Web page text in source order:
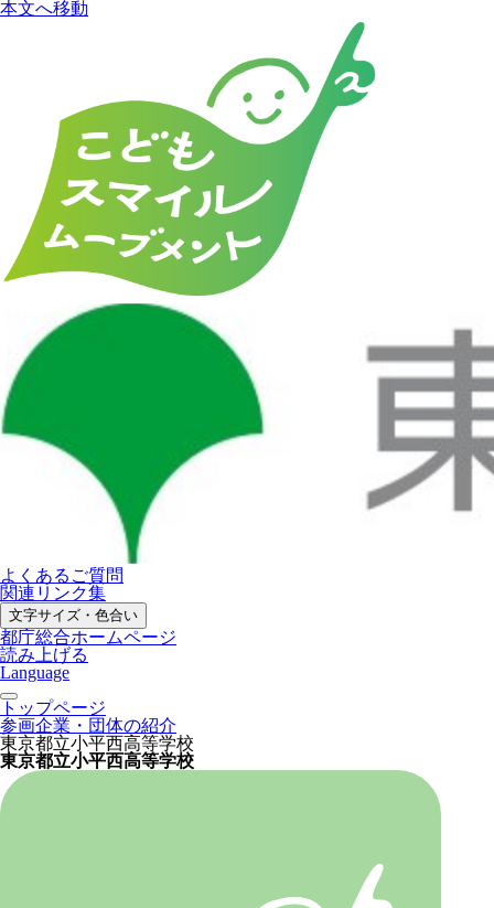
本文へ移動
よくあるご質問
関連リンク集
文字サイズ・色合い
都庁総合ホームページ
読み上げる
Language
トップページ
参画企業・団体の紹介
東京都立小平西高等学校
東京都立小平西高等学校